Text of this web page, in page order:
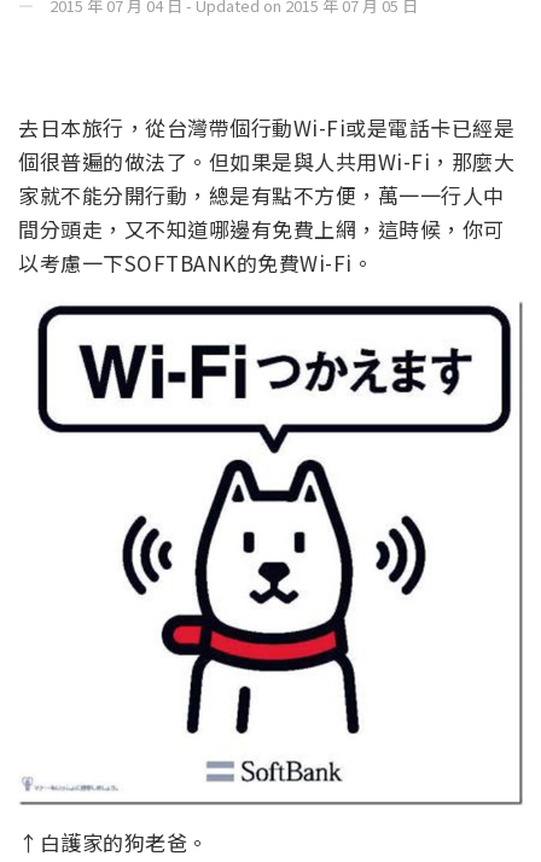
2015 年 07 月 04 日 - Updated on 2015 年 07 月 05 日
去日本旅行，從台灣帶個行動Wi-Fi或是電話卡已經是
個很普遍的做法了。但如果是與人共用Wi-Fi，那麼大
家就不能分開行動，總是有點不方便，萬一一行人中
間分頭走，又不知道哪邊有免費上網，這時候，你可
以考慮一下SOFTBANK的免費Wi-Fi。
↑白護家的狗老爸。